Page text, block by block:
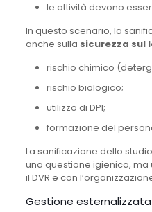
le attività devono
In questo scenario, la
anche sulla sicurezza sul
rischio chimico
rischio biologico;
utilizzo di DPI;
formazione del
La sanificazione dello
una questione igienica,
il DVR e con
Gestione